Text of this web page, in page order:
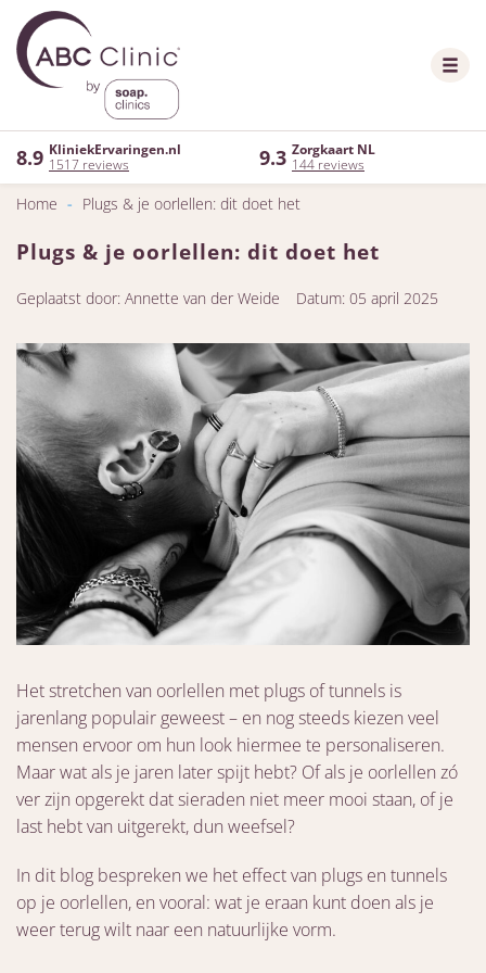
8.9 KliniekErvaringen.nl
1517 reviews
9.3 Zorgkaart NL
144 reviews
Home - Plugs & je oorlellen: dit doet het
Plugs & je oorlellen: dit doet het
Geplaatst door: Annette van der Weide Datum: 05 april 2025
Het stretchen van oorlellen met plugs of tunnels is
jarenlang populair geweest – en nog steeds kiezen veel
mensen ervoor om hun look hiermee te personaliseren.
Maar wat als je jaren later spijt hebt? Of als je oorlellen zó
ver zijn opgerekt dat sieraden niet meer mooi staan, of je
last hebt van uitgerekt, dun weefsel?
In dit blog bespreken we het effect van plugs en tunnels
op je oorlellen, en vooral: wat je eraan kunt doen als je
weer terug wilt naar een natuurlijke vorm.